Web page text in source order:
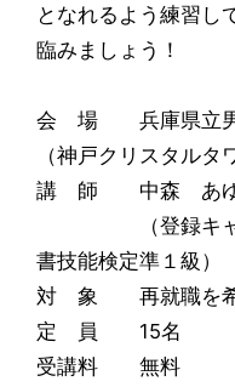
となれるよう練習し
臨みましょう！
会 場 兵庫県立男
（神戸クリスタルタ
講 師 中森 あゆ
（登録キャリ
書技能検定準１級）
対 象 再就職を希
定 員 15名
受講料 無料